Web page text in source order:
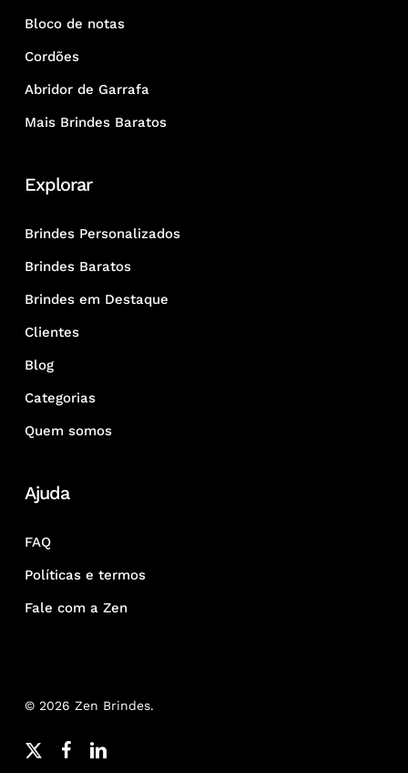
Bloco de notas
Cordões
Abridor de Garrafa
Mais Brindes Baratos
Explorar
Brindes Personalizados
Brindes Baratos
Brindes em Destaque
Clientes
Blog
Categorias
Quem somos
Ajuda
FAQ
Políticas e termos
Fale com a Zen
© 2026 Zen Brindes.
x-
facebooklinkedin